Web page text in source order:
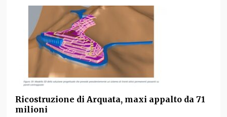
Ricostruzione di Arquata, maxi appalto da 71
milioni